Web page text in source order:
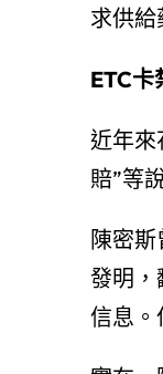
求供給
ETC卡
近年來
賠”等
陳密
發明，
信息。